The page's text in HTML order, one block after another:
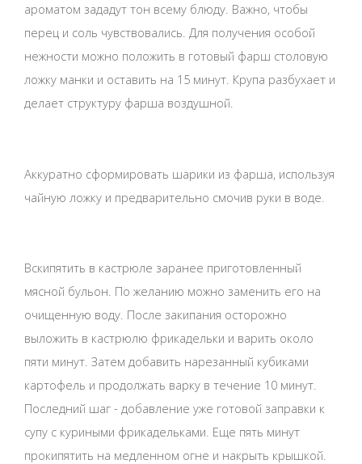
ароматом зададут тон всему блюду. Важно, чтобы
перец и соль чувствовались. Для получения особой
нежности можно положить в готовый фарш столовую
ложку манки и оставить на 15 минут. Крупа разбухает и
делает структуру фарша воздушной.
Аккуратно сформировать шарики из фарша, используя
чайную ложку и предварительно смочив руки в воде.
Вскипятить в кастрюле заранее приготовленный
мясной бульон. По желанию можно заменить его на
очищенную воду. После закипания осторожно
выложить в кастрюлю фрикадельки и варить около
пяти минут. Затем добавить нарезанный кубиками
картофель и продолжать варку в течение 10 минут.
Последний шаг - добавление уже готовой заправки к
супу с куриными фрикадельками. Еще пять минут
прокипятить на медленном огне и накрыть крышкой.